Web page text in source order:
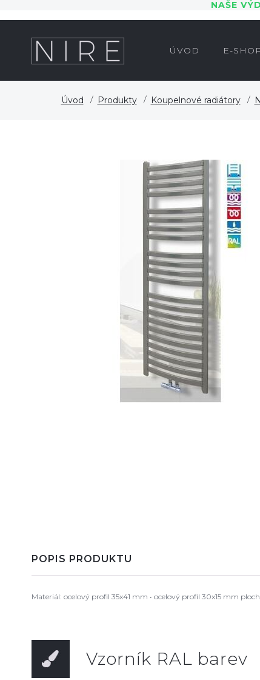
NAŠE
ÚVOD E-
Úvod Produkty Koupelnové radiátory
POPIS PRODUKTU
Materiál: ocelový profil 35x41 mm • ocelový profil 30x15 mm
Vzorník RAL barev